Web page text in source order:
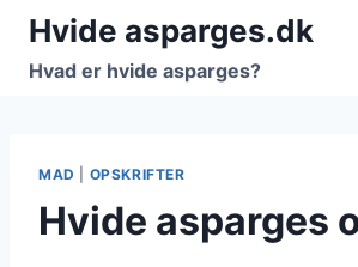
Fortsæt
indhold
Hvide asparges.dk
Hvad er hvide asparges?
MAD OPSKRIFTER
Hvide asparges